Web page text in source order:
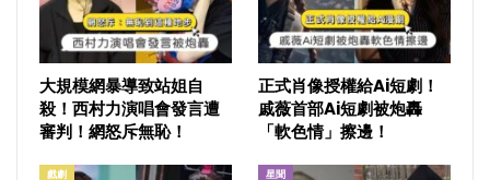
大規模網暴導致站姐自
殺！西村力演唱會發言遭
審判！網怒斥無恥！
正式肖像授權給Ai短劇！
戚薇首部Ai短劇被炮轟
「軟色情」擦邊！
戲劇 星聞